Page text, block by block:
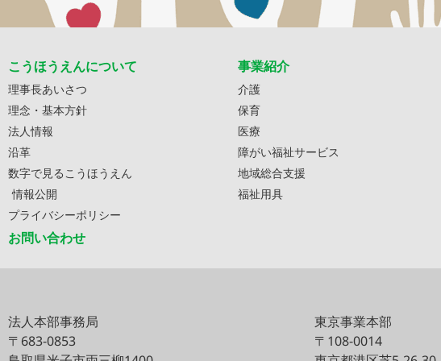
こうほうえんについて
理事長あいさつ
理念・基本方針
法人情報
沿革
数字で見るこうほうえん
情報公開
プライバシーポリシー
お問い合わせ
事業紹介
介護
保育
医療
障がい福祉サービス
地域総合支援
福祉用具
法人本部事務局
〒683-0853
東京事業本部
〒108-0014